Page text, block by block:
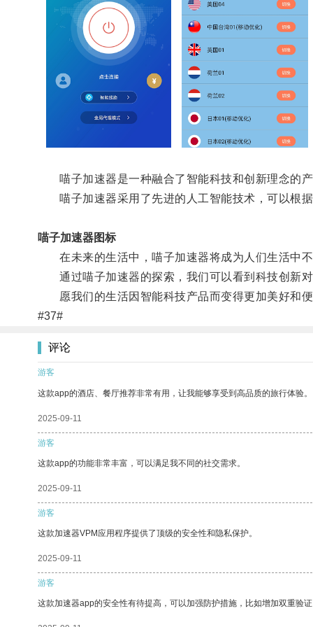
喵子加速器是一种融合了智能科技和创新理念的产
喵子加速器采用了先进的人工智能技术，可以根据
喵子加速器图标
在未来的生活中，喵子加速器将成为人们生活中不
通过喵子加速器的探索，我们可以看到科技创新对
愿我们的生活因智能科技产品而变得更加美好和
#37#
评论
游客
这款app的酒店、餐厅推荐非常有用，让我能够享受到高品质的旅行体验。
2025-09-11
游客
这款app的功能非常丰富，可以满足我不同的社交需求。
2025-09-11
游客
这款加速器VPM应用程序提供了顶级的安全性和隐私保护。
2025-09-11
游客
这款加速器app的安全性有待提高，可以加强防护措施，比如增加双重验